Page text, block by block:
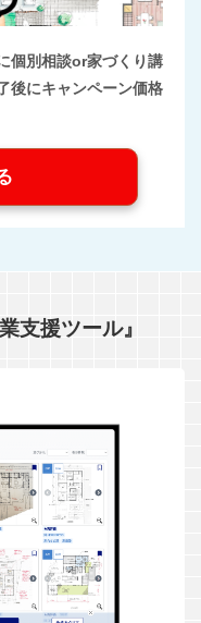
個別相談or家づくり講
後にキャンペーン価格
支援ツール』